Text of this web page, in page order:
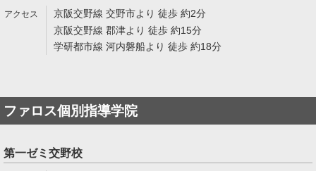
京阪交野線 交野市より 徒歩 約2分
京阪交野線 郡津より 徒歩 約15分
学研都市線 河内磐船より 徒歩 約18分
ファロス個別指導学院
第一ゼミ交野校